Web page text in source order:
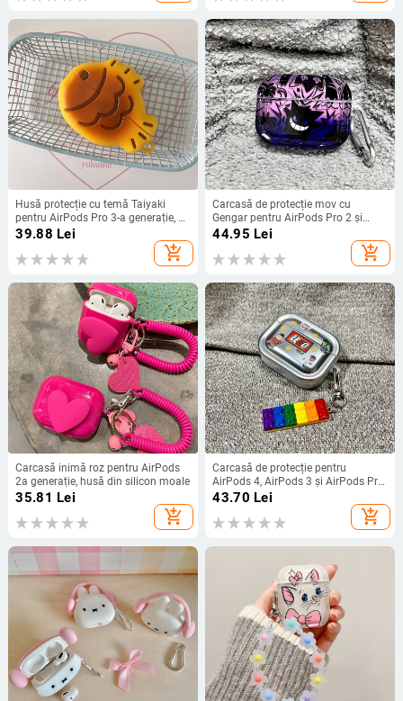
Husă protecție cu temă Taiyaki
pentru AirPods Pro 3-a generație, 4-
a generație și Pro 2-a generație,
husă moale pentru căști Bluetooth
Apple
39.88 Lei
add_shopping_cart
Carcasă de protecție mov cu
Gengar pentru AirPods Pro 2 și
AirPods 4, compatibilă cu Apple 1.
44.95 Lei
add_shopping_cart
Carcasă inimă roz pentru AirPods
2a generație, husă din silicon moale
35.81 Lei
add_shopping_cart
Carcasă de protecție pentru
AirPods 4, AirPods 3 și AirPods Pro
2, căști Bluetooth
43.70 Lei
add_shopping_cart